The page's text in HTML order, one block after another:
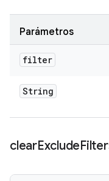
Parámetros
filter
String
clearExclude